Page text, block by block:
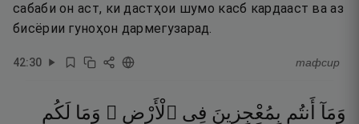
сабаби он аст, ки дастҳои шумо касб кардааст ва аз
бисёрии гуноҳон дармегузарад.
42:30 тафсир
وَمَآ أَنتُم بِمُعْجِزِينَ فِى ٱلْأَرْضِ ۖ وَمَا لَكُم